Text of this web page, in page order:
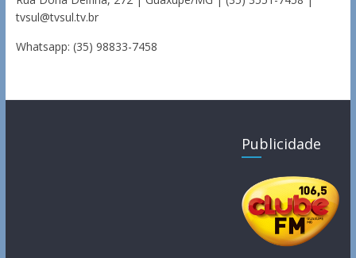
tvsul@tvsul.tv.br
Whatsapp: (35) 98833-7458
Publicidade